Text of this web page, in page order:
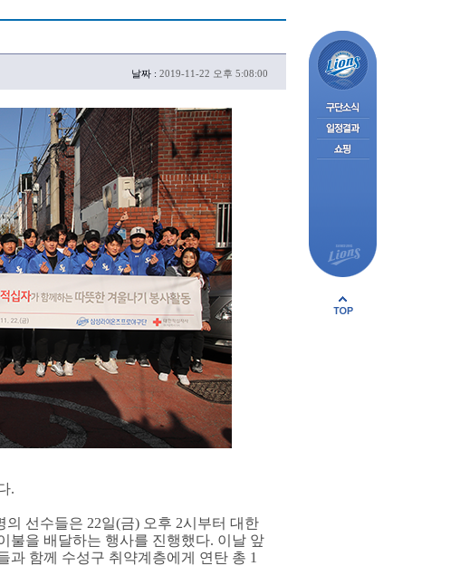
날짜 : 2019-11-22 오후 5:08:00
.
선수들은 22일(금) 오후 2시부터 대한
불을 배달하는 행사를 진행했다. 이날 앞
과 함께 수성구 취약계층에게 연탄 총 1